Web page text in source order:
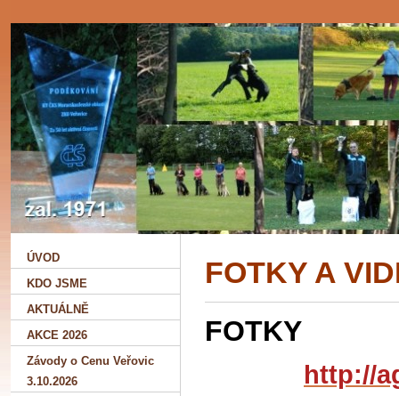
FOTKY A
FOTKY
http://
ÚVOD
KDO JSME
AKTUÁLNĚ
AKCE 2026
Závody o Cenu Veřovic
3.10.2026